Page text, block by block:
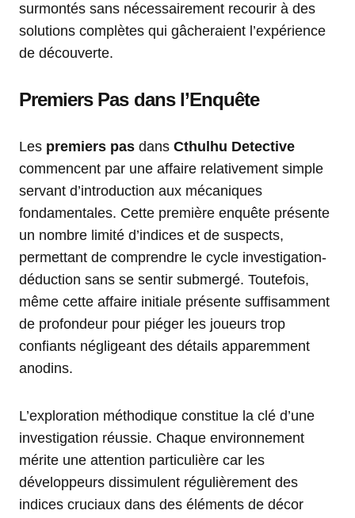
surmontés sans nécessairement recourir à des
solutions complètes qui gâcheraient l’expérience
de découverte.
Premiers Pas dans l’Enquête
Les premiers pas dans Cthulhu Detective
commencent par une affaire relativement simple
servant d’introduction aux mécaniques
fondamentales. Cette première enquête présente
un nombre limité d’indices et de suspects,
permettant de comprendre le cycle investigation-
déduction sans se sentir submergé. Toutefois,
même cette affaire initiale présente suffisamment
de profondeur pour piéger les joueurs trop
confiants négligeant des détails apparemment
anodins.
L’exploration méthodique constitue la clé d’une
investigation réussie. Chaque environnement
mérite une attention particulière car les
développeurs dissimulent régulièrement des
indices cruciaux dans des éléments de décor